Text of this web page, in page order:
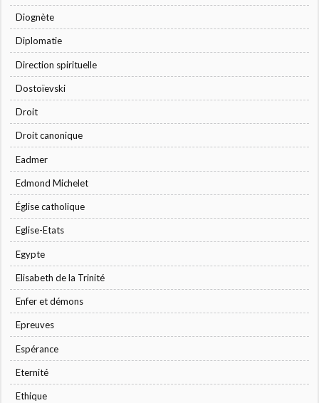
Diognète
Diplomatie
Direction spirituelle
Dostoïevski
Droit
Droit canonique
Eadmer
Edmond Michelet
Église catholique
Eglise-Etats
Egypte
Elisabeth de la Trinité
Enfer et démons
Epreuves
Espérance
Eternité
Ethique